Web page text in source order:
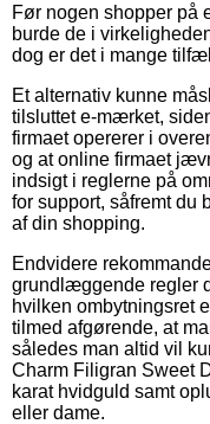
Før nogen shopper på
burde de i
dog er det i mange
Et alternativ kunne
tilsluttet e-mærket,
firmaet opererer i
og at online firmaet
indsigt i reglerne på
for support, såfremt du
af din shopping.
Endvidere
grundlæggende regler
hvilken ombytningsret
tilmed afgørende, at
således man altid vil
Charm Filigran Sweet
karat hvidguld samt
eller dame.